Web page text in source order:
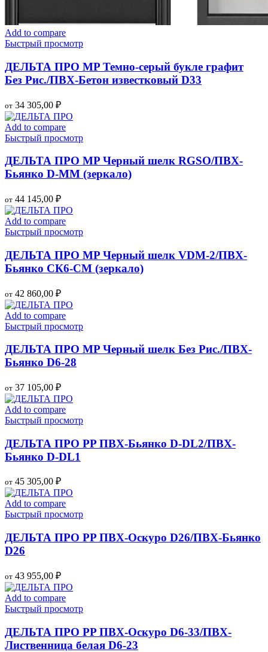
Add to compare
Быстрый просмотр
ДЕЛЬТА ПРО MP Темно-серый букле графит
Без Рис./ПВХ-Бетон известковый D33
от 34 305,00 ₽
Add to compare
Быстрый просмотр
ДЕЛЬТА ПРО MP Черный шелк RGSO/ПВХ-
Бьянко D-MМ (зеркало)
от 44 145,00 ₽
Add to compare
Быстрый просмотр
ДЕЛЬТА ПРО MP Черный шелк VDM-2/ПВХ-
Бьянко СК6-СМ (зеркало)
от 42 860,00 ₽
Add to compare
Быстрый просмотр
ДЕЛЬТА ПРО MP Черный шелк Без Рис./ПВХ-
Бьянко D6-28
от 37 105,00 ₽
Add to compare
Быстрый просмотр
ДЕЛЬТА ПРО PP ПВХ-Бьянко D-DL2/ПВХ-
Бьянко D-DL1
от 45 305,00 ₽
Add to compare
Быстрый просмотр
ДЕЛЬТА ПРО PP ПВХ-Оскуро D26/ПВХ-Бьянко
D26
от 43 955,00 ₽
Add to compare
Быстрый просмотр
ДЕЛЬТА ПРО PP ПВХ-Оскуро D6-33/ПВХ-
Лиственница белая D6-23